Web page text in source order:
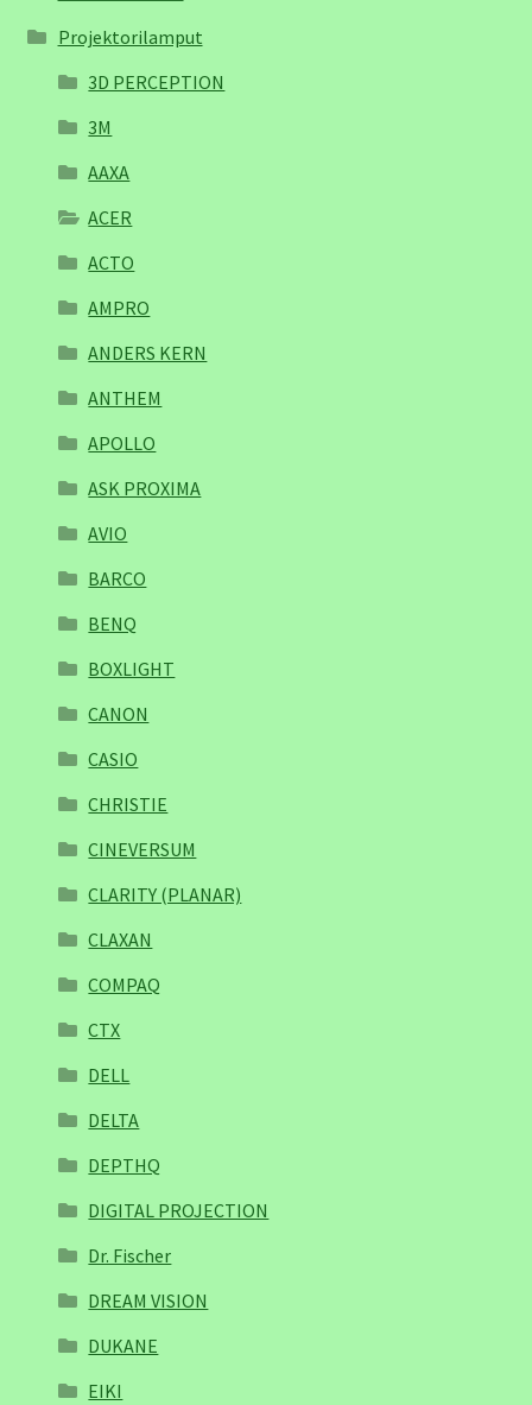
Projektorilamput
3D PERCEPTION
3M
AAXA
ACER
ACTO
AMPRO
ANDERS KERN
ANTHEM
APOLLO
ASK PROXIMA
AVIO
BARCO
BENQ
BOXLIGHT
CANON
CASIO
CHRISTIE
CINEVERSUM
CLARITY (PLANAR)
CLAXAN
COMPAQ
CTX
DELL
DELTA
DEPTHQ
DIGITAL PROJECTION
Dr. Fischer
DREAM VISION
DUKANE
EIKI